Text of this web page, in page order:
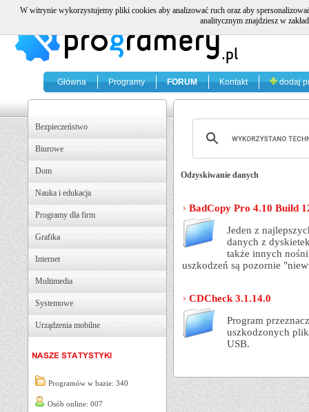
Główna Programy FORUM Kontakt dodaj
Bezpieczeństwo
Biurowe
Dom
Nauka i edukacja
Programy dla firm
Grafika
Internet
Multimedia
Systemowe
Urządzenia mobilne
Programów w bazie: 340
Osób online: 007
Odzyskiwanie danych
BadCopy Pro 4.10 Build
Jeden z
danych z
także innych
uszkodzeń są pozornie
CDCheck 3.1.14.0
Program
uszkodzonych
USB.
W witrynie wykorzystujemy pliki cookies aby analizować ruch oraz aby
analitycznym znajdziesz w